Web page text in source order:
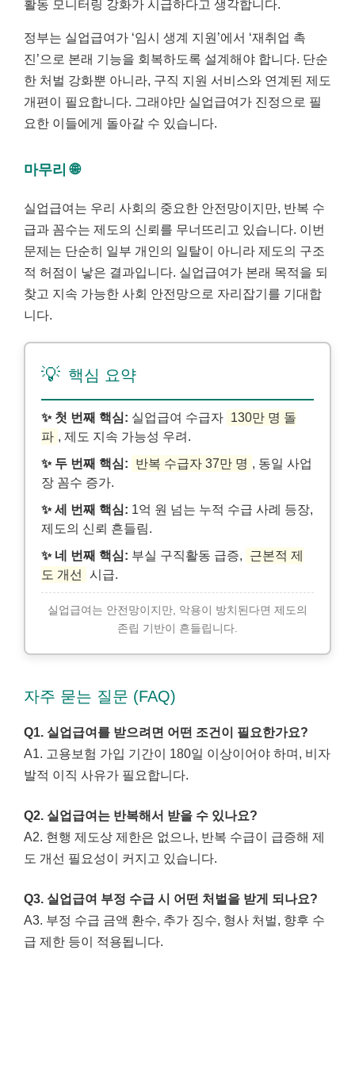
활동 모니터링 강화가 시급하다고 생각합니다.
정부는 실업급여가 ‘임시 생계 지원’에서 ‘재취업 촉
진’으로 본래 기능을 회복하도록 설계해야 합니다. 단순
한 처벌 강화뿐 아니라, 구직 지원 서비스와 연계된 제도
개편이 필요합니다. 그래야만 실업급여가 진정으로 필
요한 이들에게 돌아갈 수 있습니다.
마무리 🌐
실업급여는 우리 사회의 중요한 안전망이지만, 반복 수
급과 꼼수는 제도의 신뢰를 무너뜨리고 있습니다. 이번
문제는 단순히 일부 개인의 일탈이 아니라 제도의 구조
적 허점이 낳은 결과입니다. 실업급여가 본래 목적을 되
찾고 지속 가능한 사회 안전망으로 자리잡기를 기대합
니다.
💡 핵심 요약
✨ 첫 번째 핵심: 실업급여 수급자 130만 명 돌
파 , 제도 지속 가능성 우려.
✨ 두 번째 핵심:
반복 수급자 37만 명 , 동일 사업
장 꼼수 증가.
✨ 세 번째 핵심: 1억 원 넘는 누적 수급 사례 등장,
제도의 신뢰 흔들림.
✨ 네 번째 핵심: 부실 구직활동 급증,
근본적 제
도 개선
시급.
실업급여는 안전망이지만, 악용이 방치된다면 제도의
존립 기반이 흔들립니다.
자주 묻는 질문 (FAQ)
Q1. 실업급여를 받으려면 어떤 조건이 필요한가요?
A1. 고용보험 가입 기간이 180일 이상이어야 하며, 비자
발적 이직 사유가 필요합니다.
Q2. 실업급여는 반복해서 받을 수 있나요?
A2. 현행 제도상 제한은 없으나, 반복 수급이 급증해 제
도 개선 필요성이 커지고 있습니다.
Q3. 실업급여 부정 수급 시 어떤 처벌을 받게 되나요?
A3. 부정 수급 금액 환수, 추가 징수, 형사 처벌, 향후 수
급 제한 등이 적용됩니다.